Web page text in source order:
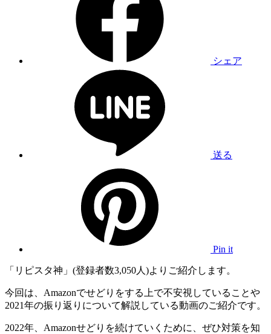
シェア
送る
Pin it
「リピスタ神」(登録者数3,050人)よりご紹介します。
今回は、Amazonでせどりをする上で不安視していることや
2021年の振り返りについて解説している動画のご紹介です。
2022年、Amazonせどりを続けていくために、ぜひ対策を知